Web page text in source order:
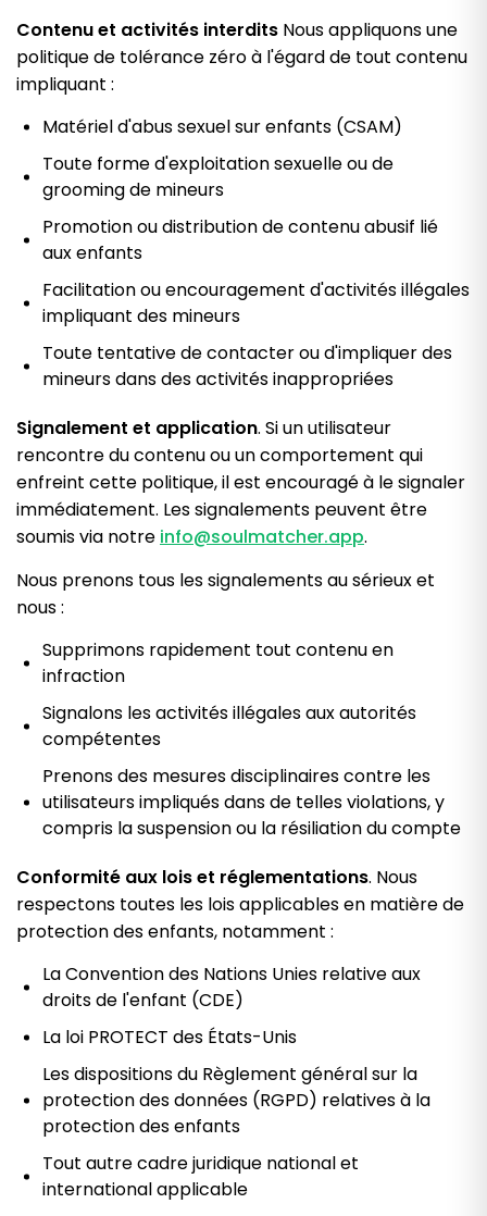
Contenu et activités interdits Nous appliquons une
politique de tolérance zéro à l'égard de tout contenu
impliquant :
Matériel d'abus sexuel sur enfants (CSAM)
Toute forme d'exploitation sexuelle ou de
grooming de mineurs
Promotion ou distribution de contenu abusif lié
aux enfants
Facilitation ou encouragement d'activités illégales
impliquant des mineurs
Toute tentative de contacter ou d'impliquer des
mineurs dans des activités inappropriées
Signalement et application. Si un utilisateur
rencontre du contenu ou un comportement qui
enfreint cette politique, il est encouragé à le signaler
immédiatement. Les signalements peuvent être
soumis via notre info@soulmatcher.app.
Nous prenons tous les signalements au sérieux et
nous :
Supprimons rapidement tout contenu en
infraction
Signalons les activités illégales aux autorités
compétentes
Prenons des mesures disciplinaires contre les
utilisateurs impliqués dans de telles violations, y
compris la suspension ou la résiliation du compte
Conformité aux lois et réglementations. Nous
respectons toutes les lois applicables en matière de
protection des enfants, notamment :
La Convention des Nations Unies relative aux
droits de l'enfant (CDE)
La loi PROTECT des États-Unis
Les dispositions du Règlement général sur la
protection des données (RGPD) relatives à la
protection des enfants
Tout autre cadre juridique national et
international applicable